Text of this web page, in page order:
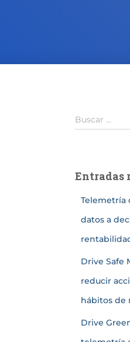
Buscar …
Entradas
Telemetría
datos a
Drive Safe
reducir
hábitos de
Drive